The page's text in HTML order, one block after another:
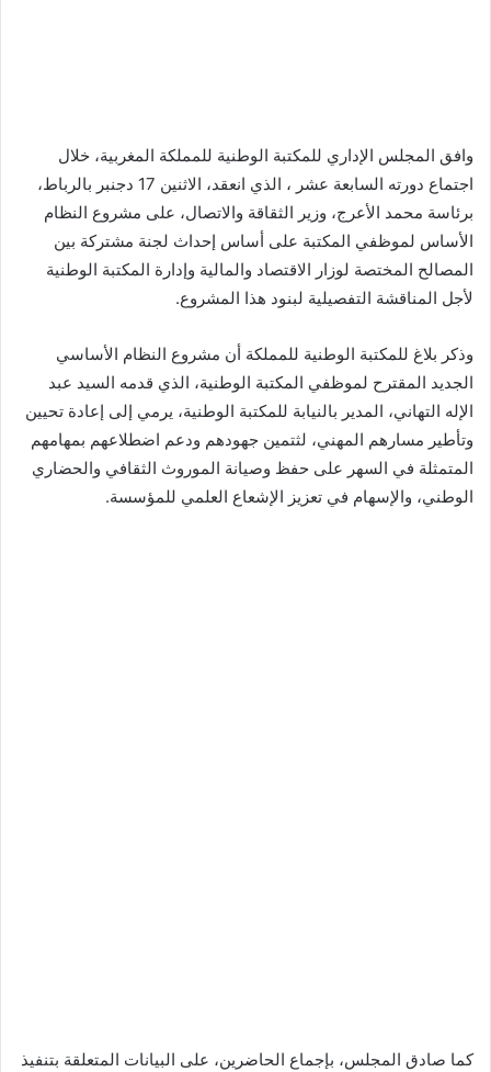
وافق المجلس الإداري للمكتبة الوطنية للمملكة المغربية، خلال
اجتماع دورته السابعة عشر ، الذي انعقد، الاثنين 17 دجنبر بالرباط،
برئاسة محمد الأعرج، وزير الثقاقة والاتصال، على مشروع النظام
الأساس لموظفي المكتبة على أساس إحداث لجنة مشتركة بين
المصالح المختصة لوزار الاقتصاد والمالية وإدارة المكتبة الوطنية
لأجل المناقشة التفصيلية لبنود هذا المشروع.
وذكر بلاغ للمكتبة الوطنية للمملكة أن مشروع النظام الأساسي
الجديد المقترح لموظفي المكتبة الوطنية، الذي قدمه السيد عبد
الإله التهاني، المدير بالنيابة للمكتبة الوطنية، يرمي إلى إعادة تحيين
وتأطير مسارهم المهني، لثتمين جهودهم ودعم اضطلاعهم بمهامهم
المتمثلة في السهر على حفظ وصيانة الموروث الثقافي والحضاري
الوطني، والإسهام في تعزيز الإشعاع العلمي للمؤسسة.
كما صادق المجلس، بإجماع الحاضرين، على البيانات المتعلقة بتنفيذ